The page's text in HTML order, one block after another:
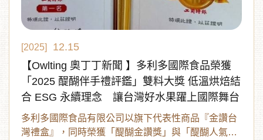
[2025]
12.15
【Owlting 奧丁丁新聞 】多利多國際食品榮獲
「2025 醍醐伴手禮評鑑」雙料大獎 低溫烘焙結
合 ESG 永續理念 讓台灣好水果躍上國際舞台
多利多國際食品有限公司以旗下代表性商品『金讚台
灣禮盒』，同時榮獲「醍醐金讚獎」與「醍醐人氣